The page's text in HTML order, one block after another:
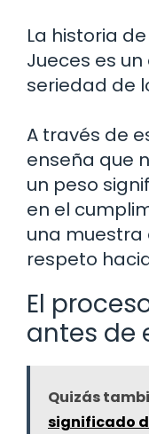
La historia
Jueces es
seriedad de
A través de
enseña que
un peso
en el
una muestra
respeto
El
antes de
Quizás
significado